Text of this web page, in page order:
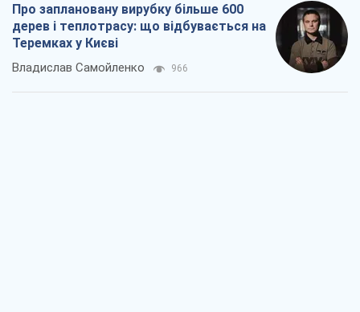
Про заплановану вирубку більше 600
дерев і теплотрасу: що відбувається на
Теремках у Києві
Владислав Самойленко 966